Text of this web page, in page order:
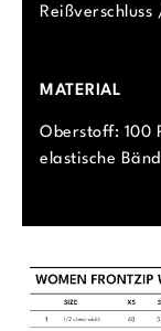
Reißverschluss
MATERIAL
Oberstoff: 100
elastische